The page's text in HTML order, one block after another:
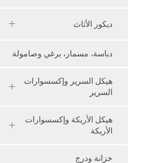
ديكور الأثاث
دباسة، مسمار، برغي وصامولة
هيكل السرير وإكسسوارات
السرير
هيكل الأريكة وإكسسوارات
الأريكة
خزانة ودرج